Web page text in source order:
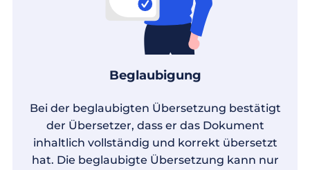
Beglaubigung
Bei der beglaubigten Übersetzung bestätigt
der Übersetzer, dass er das Dokument
inhaltlich vollständig und korrekt übersetzt
hat. Die beglaubigte Übersetzung kann nur